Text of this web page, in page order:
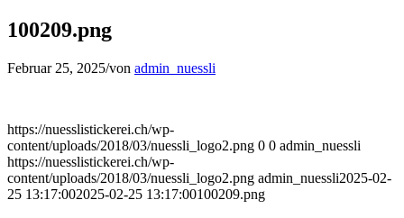
100209.png
Februar 25, 2025/von admin_nuessli
https://nuesslistickerei.ch/wp-
content/uploads/2018/03/nuessli_logo2.png 0 0 admin_nuessli
https://nuesslistickerei.ch/wp-
content/uploads/2018/03/nuessli_logo2.png admin_nuessli2025-02-
25 13:17:002025-02-25 13:17:00100209.png